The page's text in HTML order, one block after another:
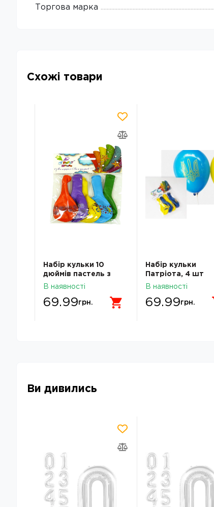
Торгова марка
Схожі товари
Набір кульки 10
дюймів пастель з
малюнком, 5 шт
В наявності
69.99грн.
Набір кульки
Патріота, 4 шт
В наявності
69.99грн.
Ви дивились